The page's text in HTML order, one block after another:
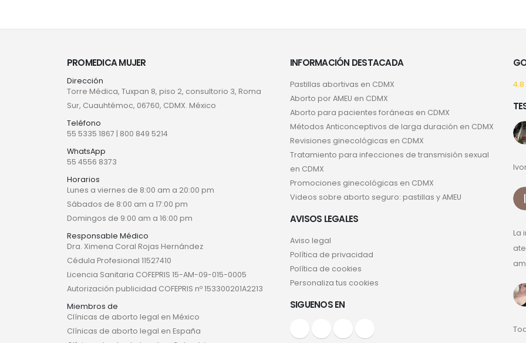
PROMEDICA MUJER
Dirección
Torre Médica, Tuxpan 8, piso 2, consultorio 3, Roma
Sur, Cuauhtémoc, 06760, CDMX. México
Teléfono
55 5335 1867 | 800 849 5214
WhatsApp
55 4556 8373
Horarios
Lunes a viernes de 8:00 am a 20:00 pm
Sábados de 8:00 am a 17:00 pm
Domingos de 9:00 am a 16:00 pm
Responsable Médico
Dra. Ximena Coral Rojas Hernández
Cédula Profesional 11527410
Licencia Sanitaria COFEPRIS 15-AM-09-015-0005
Autorización publicidad COFEPRIS nº 153300201A2213
Miembros de
Clínicas de aborto legal en México
Clínicas de aborto legal en España
INFORMACIÓN DESTACADA
Pastillas abortivas en CDMX
Aborto por AMEU en CDMX
Aborto para pacientes foráneas en CDMX
Métodos Anticonceptivos de larga duración en CDMX
Revisiones ginecológicas en CDMX
Tratamiento para infecciones de transmisión sexual
en CDMX
Promociones ginecológicas en CDMX
Videos sobre aborto seguro: pastillas y AMEU
AVISOS LEGALES
Aviso legal
Política de privacidad
Política de cookies
Personaliza tus cookies
SIGUENOS EN
4.8
La